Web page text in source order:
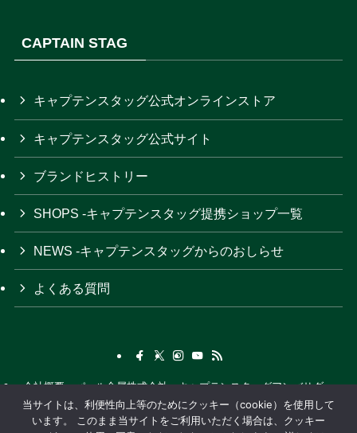
CAPTAIN STAG
キャプテンスタッグ公式オンラインストア
キャプテンスタッグ公式サイト
ブランドヒストリー
SHOPS -キャプテンスタッグ提携ショップ一覧
NEWS -キャプテンスタッグからのおしらせ
よくある質問
会社概要 パール金属株式会社
キャプテンスタッグアンバサダー
関連サイト
プライバシーポリシー アウトドアカタログ
当サイトは、利便性向上等のためにクッキー（cookie）を使用して
います。 このまま当サイトをご利用いただく場合は、クッキー